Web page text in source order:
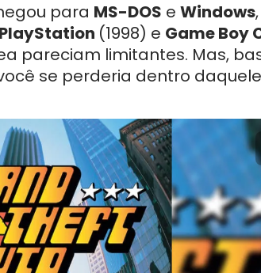
para MS-DOS e Windows
PlayStation (1998) e Game Boy
pareciam limitantes. Mas,
se perderia dentro